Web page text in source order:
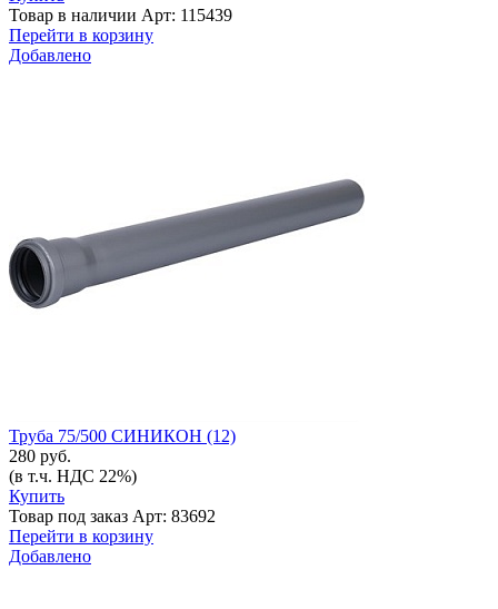
Товар в наличии Арт: 115439
Перейти в корзину
Добавлено
Труба 75/500 СИНИКОН (12)
280 руб.
(в т.ч. НДС 22%)
Купить
Товар под заказ Арт: 83692
Перейти в корзину
Добавлено